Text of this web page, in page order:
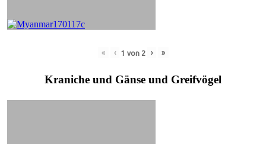
« ‹ 1 von 2 › »
Kraniche und Gänse und Greifvögel